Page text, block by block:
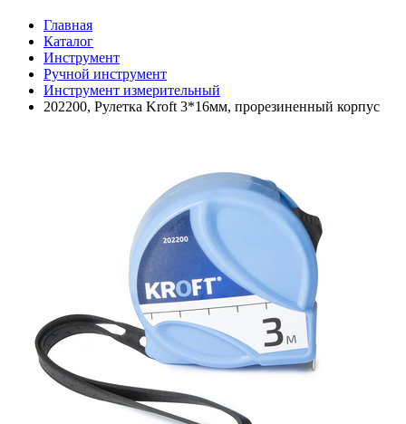
Главная
Каталог
Инструмент
Ручной инструмент
Инструмент измерительный
202200, Рулетка Kroft 3*16мм, прорезиненный корпус